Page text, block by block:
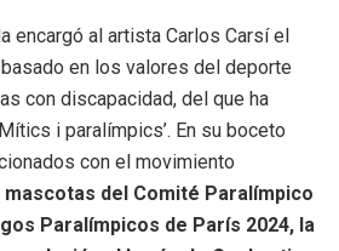
encargó al artista Carlos Carsí el
en los valores del deporte
con discapacidad, del que ha
i paralímpics’. En su boceto
con el movimiento
mascotas del Comité Paralímpico
Paralímpicos de París 2024, la